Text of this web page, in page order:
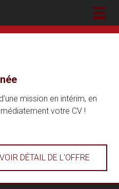
mission en intérim, en
votre CV !
VOIR DÉTAIL DE L'OFFRE